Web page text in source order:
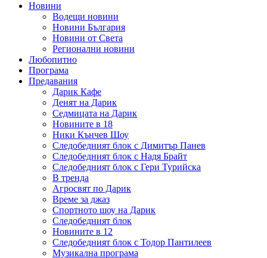
Новини
Водещи новини
Новини България
Новини от Света
Регионални новини
Любопитно
Програма
Предавания
Дарик Кафе
Денят на Дарик
Седмицата на Дарик
Новините в 18
Ники Кънчев Шоу
Следобедният блок с Димитър Панев
Следобедният блок с Надя Брайт
Следобедният блок с Гери Турийска
В тренда
Агросвят по Дарик
Време за джаз
Спортното шоу на Дарик
Следобедният блок
Новините в 12
Следобедният блок с Тодор Пантилеев
Музикална програма